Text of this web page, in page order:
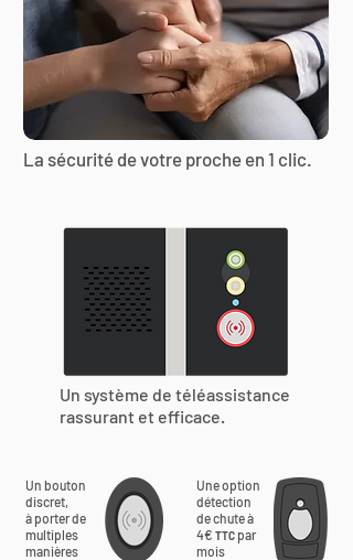
La sécurité de votre proche en 1 clic.
Un système de téléassistance
rassurant et efficace.
Un bouton
discret,
à porter de
multiples
manières
Une option
détection
de chute à
4€ TTC par
mois